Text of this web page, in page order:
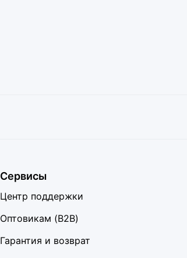
Сервисы
Центр поддержки
Оптовикам (B2B)
Гарантия и возврат